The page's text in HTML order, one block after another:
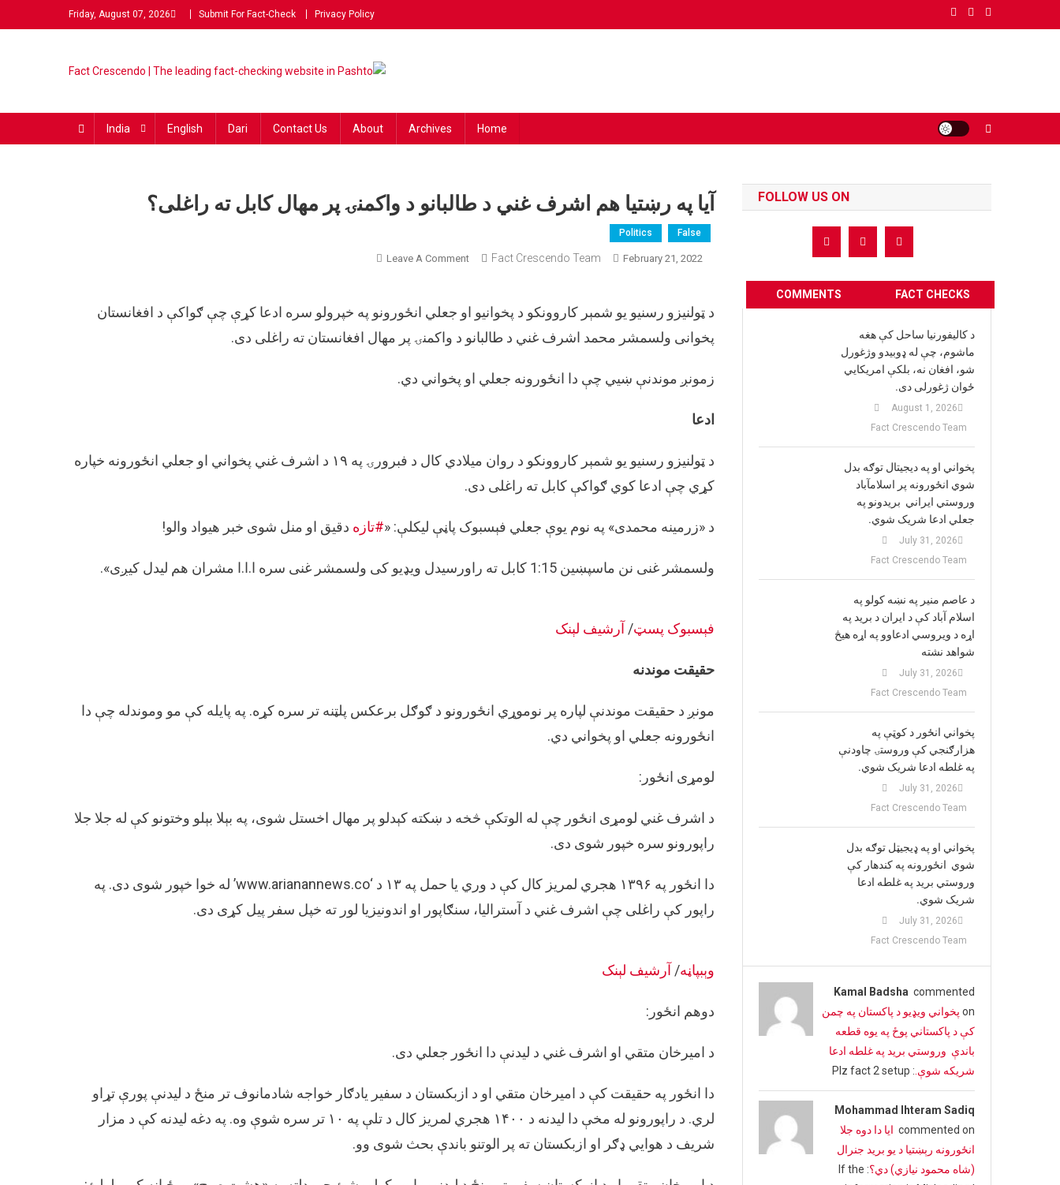
to
Friday, August 07, 2026 Privacy Policy
Submit For Fact-Check
fact-checking website in Pashto
Home
Archives
About
Contact Us
Dari
English
India
آیا په رښتیا هم اشرف غني د طالبانو د واکمنۍ پر مهال کابل ته راغلی؟
False
Politics
February 21, 2022
Fact Crescendo Team
Leave A Comment
رښتیا
هم
اشرف
راغلی؟
د ټولنیزو رسنیو یو شمېر کاروونکو د پخوانیو او جعلي انځورونو په خپرولو سره ادعا کړې چې ګواکې د افغانستان
پخوانی ولسمشر محمد اشرف غني د طالبانو د واکمنۍ پر مهال افغانستان ته راغلی دی.
زمونږ موندنې ښيي چې دا انځورونه جعلي او پخواني دي.
ادعا
د ټولنیزو رسنیو یو شمېر کاروونکو د روان میلادي کال د فبرورۍ په ۱۹ د اشرف غني پخواني او جعلي انځورونه خپاره
کړي چې ادعا کوي ګواکې کابل ته راغلی دی.
د «زرمینه محمدی» په نوم یوې جعلي فېسبوک پاڼې لیکلې: «#تازه دقیق او منل شوی خبر هیواد والو!
ولسمشر غنی نن ماسپښین 1:15 کابل ته راورسیدل ویډیو کی ولسمشر غنی سره ا.ا.ا مشران هم لیدل کیږی».
فېسبوک پسټ/ آرشیف لېنک
حقیقت موندنه
مونږ د حقیقت موندنې لپاره پر نوموړي انځورونو د ګوګل برعکس پلټنه تر سره کړه. په پایله کې مو وموندله چې دا
انځورونه جعلي او پخواني دي.
لومړی انځور:
د اشرف غني لومړی انځور چې له الوتکې څخه د ښکته کېدلو پر مهال اخستل شوی، په بېلا بېلو وختونو کې له جلا جلا
راپورونو سره خپور شوی دی.
دا انځور په ۱۳۹۶ هجري لمریز کال کې د وري یا حمل په ۱۳ د ‘www.arianannews.co’ له خوا خپور شوی دی. په
راپور کې راغلی چې اشرف غني د آسترالیا، سنګاپور او اندونیزیا لور ته خپل سفر پیل کړی دی.
وېبپاڼه/ آرشیف لېنک
دوهم انځور:
د امیرخان متقي او اشرف غني د لیدنې دا انځور جعلي دی.
دا انځور په حقیقت کې د امیرخان متقي او د ازبکستان د سفیر یادګار خواجه شادمانوف تر منځ د لیدنې پورې تړاو
لري. د راپورونو له مخې دا لیدنه د ۱۴۰۰ هجري لمریز کال د تلې په ۱۰ تر سره شوې وه. په دغه لیدنه کې د مزار
شریف د هوایي ډګر او ازبکستان ته پر الوتنو باندې بحث شوی وو.
FOLLOW US ON
FACT CHECKS
COMMENTS
د کالیفورنیا ساحل کې هغه
ماشوم، چې له ډوبیدو وژغورل
شو، افغان نه، بلکې امریکایي
ځوان ژغورلی دی.
August 1, 2026
Fact Crescendo Team
پخواني او په دیجیتال توګه بدل
شوي انځورونه پر اسلامآباد
وروستي ایراني بريدونو په
جعلي ادعا شریک شوي.
July 31, 2026
Fact Crescendo Team
د عاصم منیر په نښه کولو په
اسلام آباد کې د ایران د برید په
اړه د ویروسي ادعاوو په اړه هیڅ
شواهد نشته
July 31, 2026
Fact Crescendo Team
پخواني انځور د کوټې په
هزارګنجي کې وروستۍ چاودنې
په غلطه ادعا شریک شوي.
July 31, 2026
Fact Crescendo Team
پخواني او په ډيجيټل توګه بدل
شوي انځورونه په کندهار کې
وروستي برید په غلطه ادعا
شریک شوي.
July 31, 2026
Fact Crescendo Team
Kamal Badsha commented
on پخواني ویډیو د پاکستان په چمن
کې د پاکستاني پوځ په یوه قطعه
باندې وروستي برید په غلطه ادعا
شریکه شوې. : Plz fact 2 setup
Mohammad Ihteram Sadiq
commented on ایا دا دوه جلا
انځورونه رېښتیا د یو برید جنرال
(شاه محمود نیازي) دي؟ : If the